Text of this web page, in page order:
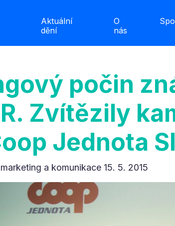
Aktuální
dění
O
nás
počin
Zvítězily
Jednota
marketing a komunikace 15. 5. 2015